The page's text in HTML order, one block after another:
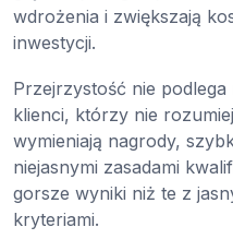
wdrożenia i zwiększają
inwestycji.
Przejrzystość nie
klienci, którzy nie
wymieniają nagrody,
niejasnymi zasadami
gorsze wyniki niż te z
kryteriami.